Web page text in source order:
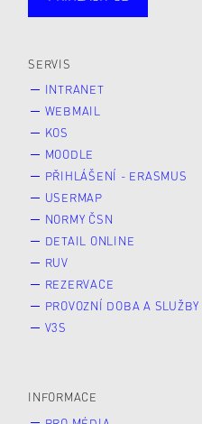
Studující
SERVIS
INTRANET
WEBMAIL
KOS
MOODLE
PŘIHLÁŠENÍ - ERASMUS
USERMAP
NORMY ČSN
DETAIL ONLINE
RUV
REZERVACE
PROVOZNÍ DOBA A SLUŽBY
V3S
INFORMACE